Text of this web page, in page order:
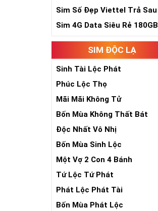
Sim Số Đẹp Viettel Trả Sau
Sim 4G Data Siêu Rẻ 180GB
SIM ĐỘC LẠ
Sinh Tài Lộc Phát
Phúc Lộc Thọ
Mãi Mãi Không Tử
Bốn Mùa Không Thất Bát
Độc Nhất Vô Nhị
Bốn Mùa Sinh Lộc
Một Vợ 2 Con 4 Bánh
Tứ Lộc Tứ Phát
Phát Lộc Phát Tài
Bốn Mùa Phát Lộc